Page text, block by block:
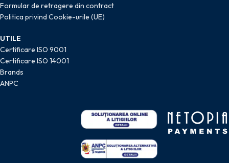
Formular de retragere din contract
Politica privind Cookie-urile (UE)
UTILE
Certificare ISO 9001
Certificare ISO 14001
Brands
ANPC